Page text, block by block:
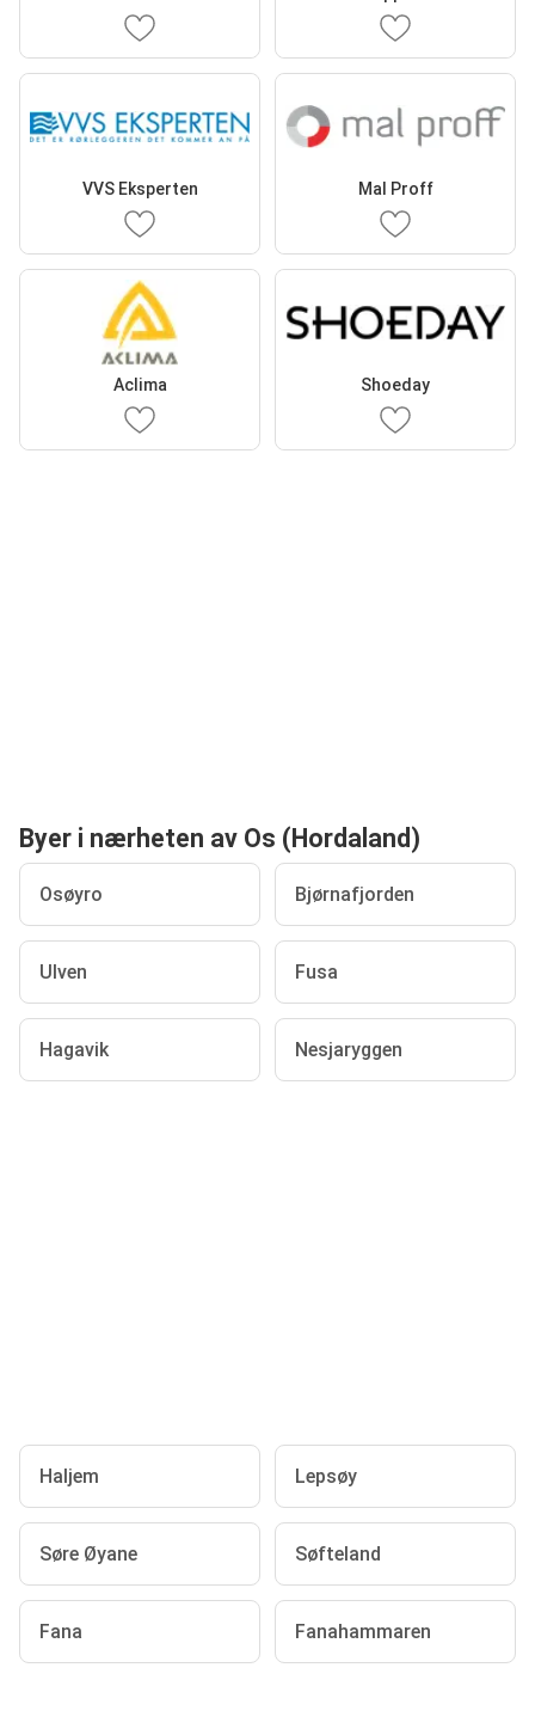
VVS Eksperten Mal Proff
Aclima Shoeday
Byer i nærheten av Os (Hordaland)
Osøyro Bjørnafjorden
Ulven Fusa
Hagavik Nesjaryggen
Haljem Lepsøy
Søre Øyane Søfteland
Fana Fanahammaren